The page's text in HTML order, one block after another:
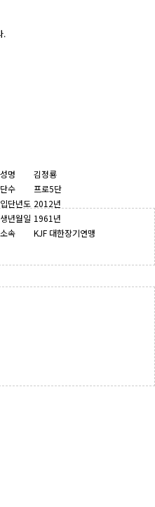
.
성명
김정룡
단수
프로5단
입단년도 2012년
생년월일 1961년
소속
KJF 대한장기연맹